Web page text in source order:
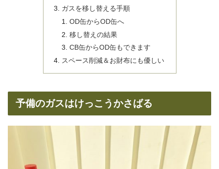
ガスを移し替える手順
OD缶からOD缶へ
移し替えの結果
CB缶からOD缶もできます
スペース削減＆お財布にも優しい
予備のガスはけっこうかさばる